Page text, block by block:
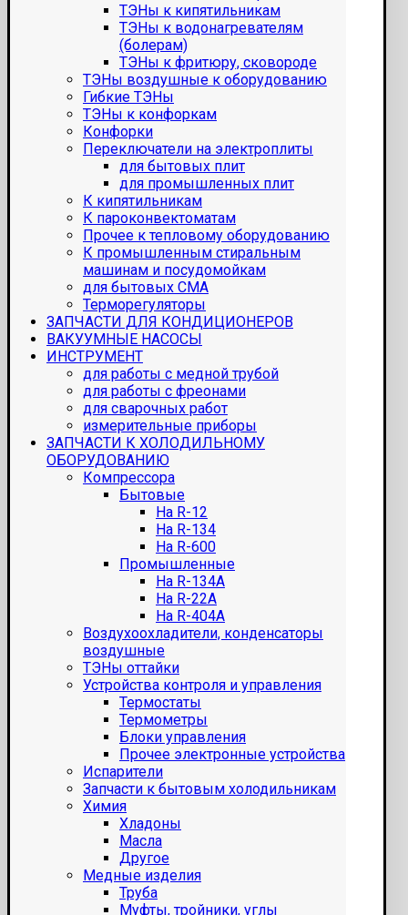
ТЭНы к кипятильникам
ТЭНы к водонагревателям
(болерам)
ТЭНы к фритюру, сковороде
ТЭНы воздушные к оборудованию
Гибкие ТЭНы
ТЭНы к конфоркам
Конфорки
Переключатели на электроплиты
для бытовых плит
для промышленных плит
К кипятильникам
К пароконвектоматам
Прочее к тепловому оборудованию
К промышленным стиральным
машинам и посудомойкам
для бытовых СМА
Терморегуляторы
ЗАПЧАСТИ ДЛЯ КОНДИЦИОНЕРОВ
ВАКУУМНЫЕ НАСОСЫ
ИНСТРУМЕНТ
для работы с медной трубой
для работы с фреонами
для сварочных работ
измерительные приборы
ЗАПЧАСТИ К ХОЛОДИЛЬНОМУ
ОБОРУДОВАНИЮ
Компрессора
Бытовые
На R-12
На R-134
На R-600
Промышленные
На R-134A
На R-22A
На R-404A
Воздухоохладители, конденсаторы
воздушные
ТЭНы оттайки
Устройства контроля и управления
Термостаты
Термометры
Блоки управления
Прочее электронные устройства
Испарители
Запчасти к бытовым холодильникам
Химия
Хладоны
Масла
Другое
Медные изделия
Труба
Муфты, тройники, углы